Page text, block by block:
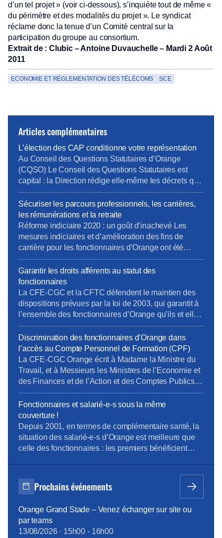
d’un tel projet » (voir ci-dessous), s’inquiète tout de même «
du périmètre et des modalités du projet ». Le syndicat
réclame donc la tenue d’un Comité central sur la
participation du groupe au consortium.
Extrait de : Clubic – Antoine Duvauchelle – Mardi 2 Août
2011
ECONOMIE ET RÉGLEMENTATION DES TÉLÉCOMS SCE
Articles complémentaires
L’élection des CAP conditionne votre représentation
Au Conseil des Questions Statutaires d’Orange
(CQSO) Le Conseil des Questions Statutaires est
capital : la Direction rédige elle-même les décrets qui
s’appliquent aux fonctionnaires de l’entreprise, avant
validation par le Ministère. La CFE-CGC et la CFTC
dénoncent ce fonctionnement, qui constitue une
atteinte à un principe fondamental du droit : nul ne
devrait être à la […]
Sécuriser les parcours professionnels, les carrières,
les rémunérations et la retraite
Réforme indiciaire 2020 : un goût d’inachevé Les
mesures indiciaires et d’amélioration des fins de
carrière pour les fonctionnaires d’Orange ont été
mises en place en décembre 2020, un an après la
Fonction Publique d’État… et en laissant de côté les
statuts de fonction (IV.3 et au-delà). La CFE-CGC
Orange et la CFTC continuent de se […]
Garantir les droits afférents au statut des
fonctionnaires
La CFE-CGC et la CFTC défendent le maintien des
dispositions prévues par la loi de 2003, qui garantit à
l’ensemble des fonctionnaires d’Orange qu’ils et elles
garderont leur statut jusqu’à la fin de leur activité.
Discrimination des fonctionnaires d’Orange dans
l’accès au Compte Personnel de Formation (CPF)
La CFE-CGC Orange écrit à Madame la Ministre du
Travail, et à Messieurs les Ministres de l’Economie et
des Finances et de l’Action et des Comptes Publics
La « loi pour la liberté de choisir son avenir
professionnel » du 05 septembre 2018, qui a pour
ambition une nouvelle société de compétences,
réforme la formation professionnelle en promettant,
[…]
Fonctionnaires et salarié-e-s sous la même
couverture !
Depuis 2001, en termes de complémentaire santé, la
situation des salarié-e-s d’Orange est meilleure que
celle des fonctionnaires : les premiers bénéficient
seconds, s’ils le souhaitent, s’assurent
individuellement et payent 100% des cotisations,
introduite en février 2015. Cette différence de
traitement touche à sa fin, grâce à la ténacité de la
CFE-CGC Orange : à compter du 1er janvier 2018,
Prochains événements
Orange Grand Stade – Venez échanger sur site ou
par teams
13/08/2026· 15h00 - 16h00